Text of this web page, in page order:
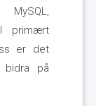
primært
er det
på